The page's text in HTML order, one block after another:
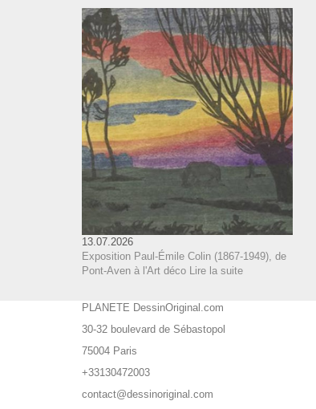
13.07.2026
Exposition Paul-Émile Colin (1867-1949), de
Pont-Aven à l'Art déco Lire la suite
PLANETE DessinOriginal.com
30-32 boulevard de Sébastopol
75004 Paris
+33130472003
contact@dessinoriginal.com